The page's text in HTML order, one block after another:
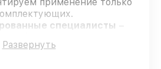
применение только
специалисты –
качество выполняемых
Развернуть